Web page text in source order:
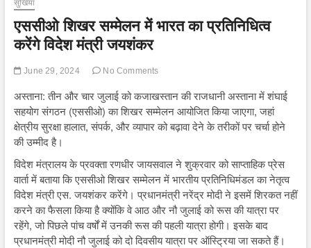
सुर्खियां
एससीओ शिखर सम्मेलन में भारत का प्रतिनिधित्व
करेंगे विदेश मंत्री जयशंकर
June 29, 2024 No Comments
अस्ताना: तीन और चार जुलाई को कजाखस्तान की राजधानी अस्ताना में शंघाई
सहयोग संगठन (एससीओ) का शिखर सम्मेलन आयोजित किया जाएगा, जहां
क्षेत्रीय सुरक्षा हालात, संपर्क, और व्यापार को बढ़ावा देने के तरीकों पर चर्चा होने
की उम्मीद है।
विदेश मंत्रालय के प्रवक्ता रणधीर जायसवाल ने शुक्रवार को साप्ताहिक प्रेस
वार्ता में बताया कि एससीओ शिखर सम्मेलन में भारतीय प्रतिनिधिमंडल का नेतृत्व
विदेश मंत्री एस. जयशंकर करेंगे। प्रधानमंत्री नरेंद्र मोदी ने इसमें शिरकत नहीं
करने का फैसला किया है क्योंकि वे आठ और नौ जुलाई को रूस की यात्रा पर
रहेंगे, जो पिछले पांच वर्षों में उनकी रूस की पहली यात्रा होगी। इसके बाद
प्रधानमंत्री मोदी नौ जुलाई को दो दिवसीय यात्रा पर ऑस्ट्रिया जा सकते हैं।